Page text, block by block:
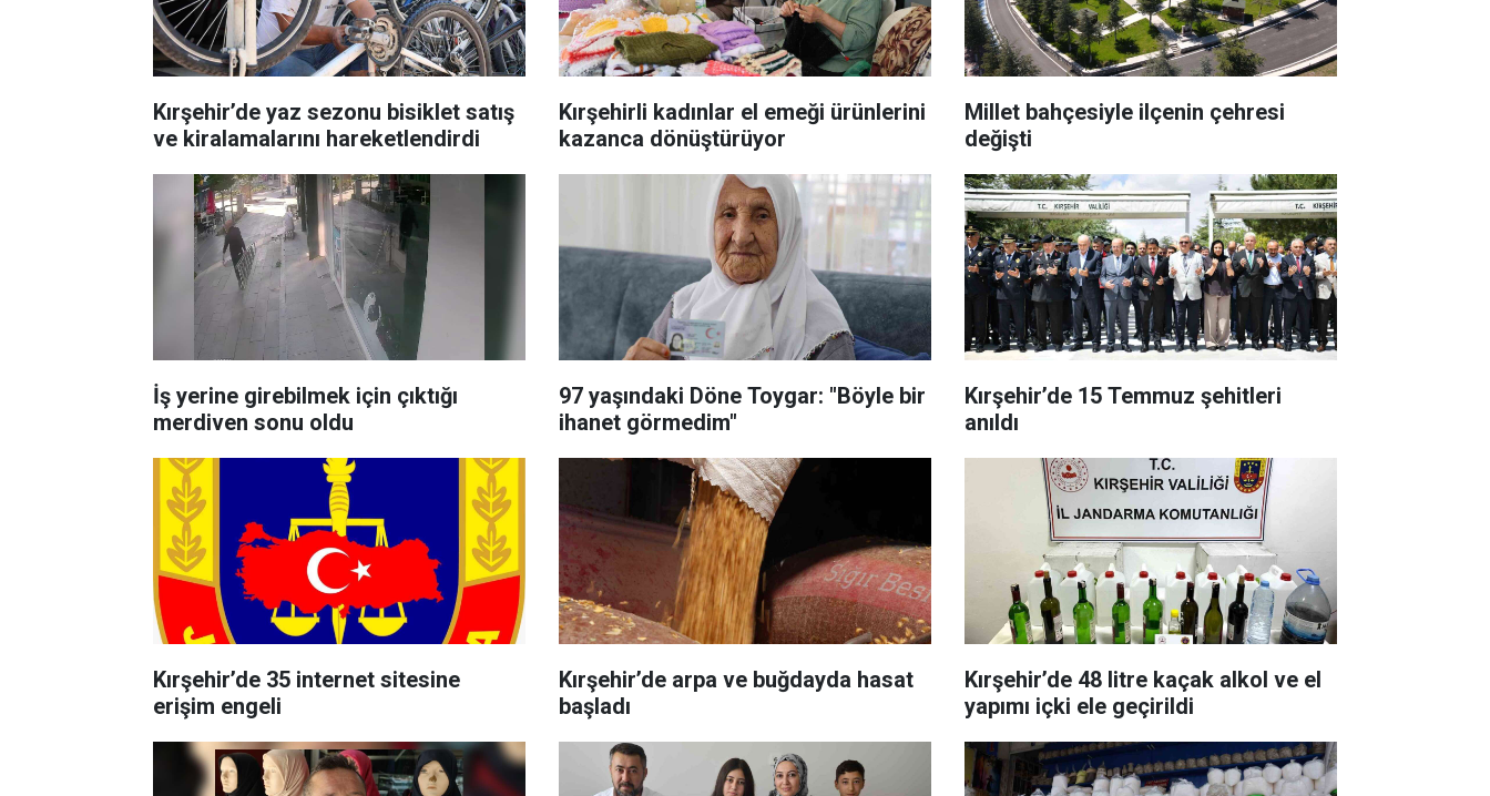
Kırşehir’de yaz sezonu bisiklet satış
ve kiralamalarını hareketlendirdi
Kırşehirli kadınlar el emeği ürünlerini
kazanca dönüştürüyor
Millet bahçesiyle ilçenin çehresi
değişti
İş yerine girebilmek için çıktığı
merdiven sonu oldu
97 yaşındaki Döne Toygar: "Böyle bir
ihanet görmedim"
Kırşehir’de 15 Temmuz şehitleri
anıldı
Kırşehir’de 35 internet sitesine
erişim engeli
Kırşehir’de arpa ve buğdayda hasat
başladı
Kırşehir’de 48 litre kaçak alkol ve el
yapımı içki ele geçirildi